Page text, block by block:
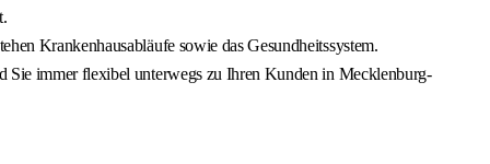
Krankenhausabläufe sowie das Gesundheitssystem.
Sie immer flexibel unterwegs zu Ihren Kunden in Mecklenburg-